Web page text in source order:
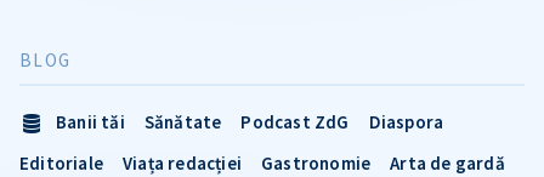
BLOG
Banii tăi Sănătate Podcast ZdG
Diaspora
Editoriale
Viața redacției Gastronomie
Arta de gardă